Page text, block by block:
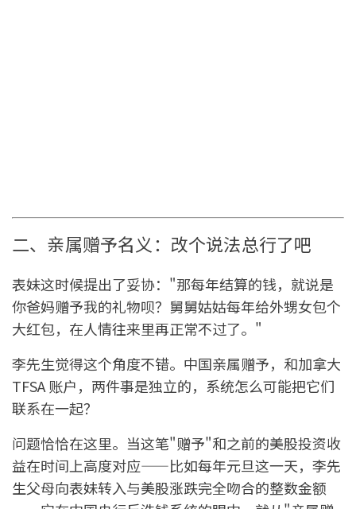
二、亲属赠予名义：改个说法总行了吧
表妹这时候提出了妥协："那每年结算的钱，就说是
你爸妈赠予我的礼物呗？舅舅姑姑每年给外甥女包个
大红包，在人情往来里再正常不过了。"
李先生觉得这个角度不错。中国亲属赠予，和加拿大
TFSA 账户，两件事是独立的，系统怎么可能把它们
联系在一起？
问题恰恰在这里。当这笔"赠予"和之前的美股投资收
益在时间上高度对应——比如每年元旦这一天，李先
生父母向表妹转入与美股涨跌完全吻合的整数金额